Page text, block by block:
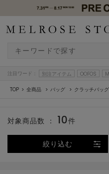
注目ワード： 別注アイテム OOFOS
TOP 全商品 バッグ クラッチバッグ
絞り込む
対象商品数 ： 10件